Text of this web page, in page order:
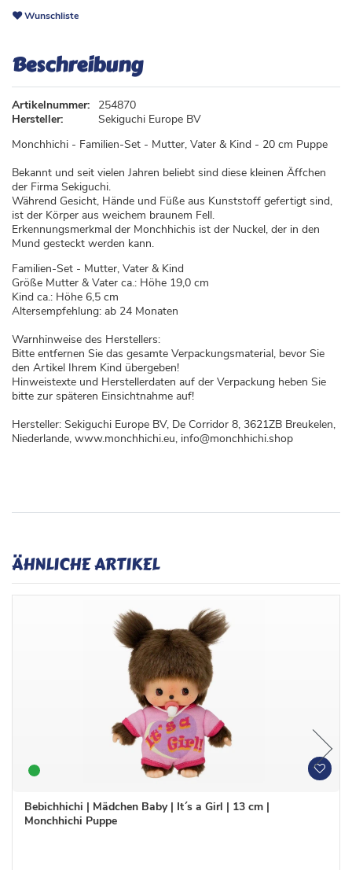
Wunschliste
Beschreibung
Artikelnummer:
254870
Hersteller:
Sekiguchi Europe BV
Monchhichi - Familien-Set - Mutter, Vater & Kind - 20 cm Puppe
Bekannt und seit vielen Jahren beliebt sind diese kleinen Äffchen
der Firma Sekiguchi.
Während Gesicht, Hände und Füße aus Kunststoff gefertigt sind,
ist der Körper aus weichem braunem Fell.
Erkennungsmerkmal der Monchhichis ist der Nuckel, der in den
Mund gesteckt werden kann.
Familien-Set - Mutter, Vater & Kind
Größe Mutter & Vater ca.: Höhe 19,0 cm
Kind ca.: Höhe 6,5 cm
Altersempfehlung: ab 24 Monaten
Warnhinweise des Herstellers:
Bitte entfernen Sie das gesamte Verpackungsmaterial, bevor Sie
den Artikel Ihrem Kind übergeben!
Hinweistexte und Herstellerdaten auf der Verpackung heben Sie
bitte zur späteren Einsichtnahme auf!
Hersteller: Sekiguchi Europe BV, De Corridor 8, 3621ZB Breukelen,
Niederlande, www.monchhichi.eu, info@monchhichi.shop
ÄHNLICHE ARTIKEL
W
Bebichhichi | Mädchen Baby | It´s a Girl | 13 cm |
Monchhichi Puppe
W